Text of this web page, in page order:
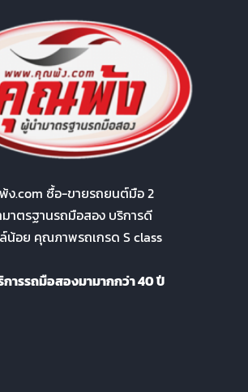
.com ซื้อ-ขายรถยนต์มือ 2
าตรฐานรถมือสอง บริการดี
น้อย คุณภาพรถเกรด S class
การรถมือสองมามากกว่า 40 ปี